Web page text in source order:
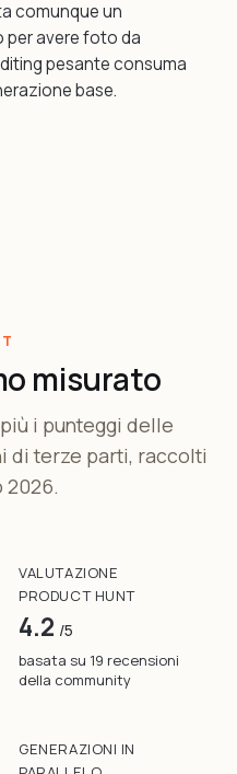
comunque un
per avere foto da
pesante consuma
base.
misurato
i punteggi delle
di terze parti, raccolti
2026.
VALUTAZIONE
PRODUCT HUNT
4.2 /5
basata su 19 recensioni
della community
GENERAZIONI IN